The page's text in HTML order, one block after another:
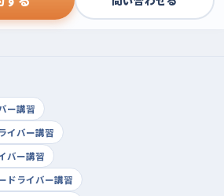
ー講習
イバー講習
バー講習
ドライバー講習